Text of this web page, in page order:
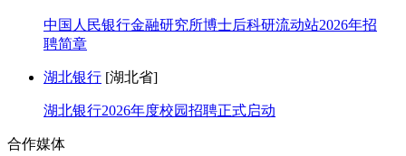
中国人民银行金融研究所博士后科研流动站2026年招
聘简章
湖北银行 [湖北省]
湖北银行2026年度校园招聘正式启动
合作媒体